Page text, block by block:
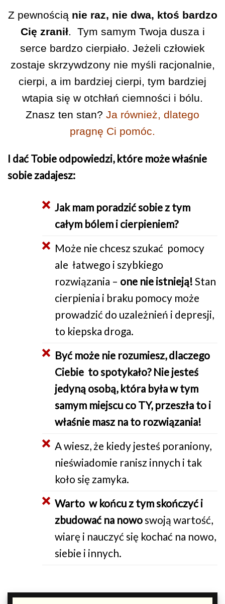
Z pewnością nie raz, nie dwa, ktoś bardzo
Cię zranił. Tym samym Twoja dusza i
serce bardzo cierpiało. Jeżeli człowiek
zostaje skrzywdzony nie myśli racjonalnie,
cierpi, a im bardziej cierpi, tym bardziej
wtapia się w otchłań ciemności i bólu.
Znasz ten stan? Ja również, dlatego
pragnę Ci pomóc.
I dać Tobie odpowiedzi, które może właśnie
sobie zadajesz:
Jak mam poradzić sobie z tym
całym bólem i cierpieniem?
Może nie chcesz szukać pomocy
ale łatwego i szybkiego
rozwiązania – one nie istnieją! Stan
cierpienia i braku pomocy może
prowadzić do uzależnień i depresji,
to kiepska droga.
Być może nie rozumiesz, dlaczego
Ciebie to spotykało? Nie jesteś
jedyną osobą, która była w tym
samym miejscu co TY, przeszła to i
właśnie masz na to rozwiązania!
A wiesz, że kiedy jesteś poraniony,
nieświadomie ranisz innych i tak
koło się zamyka.
Warto w końcu z tym skończyć i
zbudować na nowoswoją wartość,
wiarę i nauczyć się kochać na nowo,
siebie i innych.